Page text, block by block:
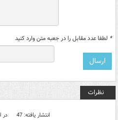
* لطفا عدد مقابل را در جعبه متن وارد کنید
نظرات
انتشار یافته: 47 در